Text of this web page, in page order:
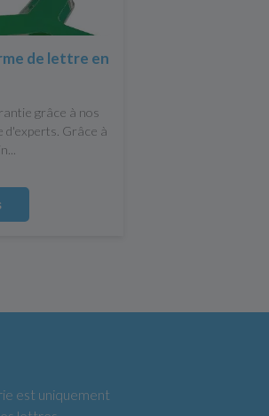
de lettre en
grâce à nos
d'experts. Grâce à
est uniquement